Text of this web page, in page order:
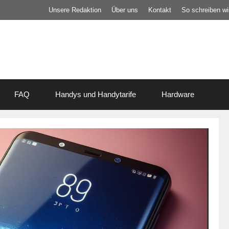
Unsere Redaktion Über uns Kontakt So schreiben
FAQ Handys und Handytarife Hardware